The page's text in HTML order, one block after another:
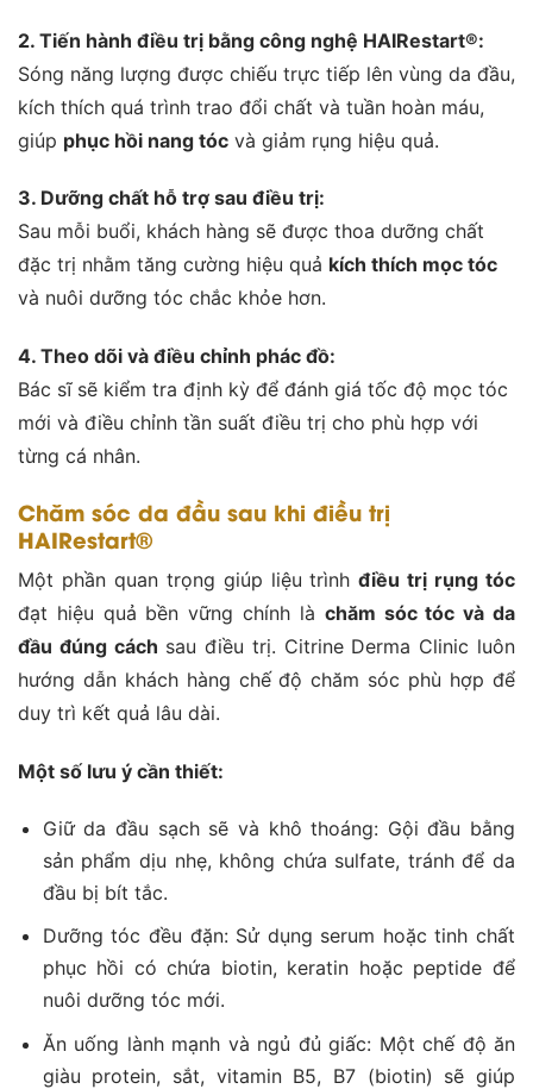
2. Tiến hành điều trị bằng công nghệ HAIRestart®:
Sóng năng lượng được chiếu trực tiếp lên vùng da đầu,
kích thích quá trình trao đổi chất và tuần hoàn máu,
giúp phục hồi nang tóc và giảm rụng hiệu quả.
3. Dưỡng chất hỗ trợ sau điều trị:
Sau mỗi buổi, khách hàng sẽ được thoa dưỡng chất
đặc trị nhằm tăng cường hiệu quả kích thích mọc tóc
và nuôi dưỡng tóc chắc khỏe hơn.
4. Theo dõi và điều chỉnh phác đồ:
Bác sĩ sẽ kiểm tra định kỳ để đánh giá tốc độ mọc tóc
mới và điều chỉnh tần suất điều trị cho phù hợp với
từng cá nhân.
Chăm sóc da đầu sau khi điều trị
HAIRestart®
Một phần quan trọng giúp liệu trìnhđiều trị rụng tóc
đạt hiệu quả bền vững chính là chăm sóc tóc và da
đầu đúng cách sau điều trị. Citrine Derma Clinic luôn
hướng dẫn khách hàng chế độ chăm sóc phù hợp để
duy trì kết quả lâu dài.
Một số lưu ý cần thiết:
Giữ da đầu sạch sẽ và khô thoáng: Gội đầu bằng
sản phẩm dịu nhẹ, không chứa sulfate, tránh để da
đầu bị bít tắc.
Dưỡng tóc đều đặn: Sử dụng serum hoặc tinh chất
phục hồi có chứa biotin, keratin hoặc peptide để
nuôi dưỡng tóc mới.
Ăn uống lành mạnh và ngủ đủ giấc: Một chế độ ăn
giàu protein, sắt, vitamin B5, B7 (biotin) sẽ giúp